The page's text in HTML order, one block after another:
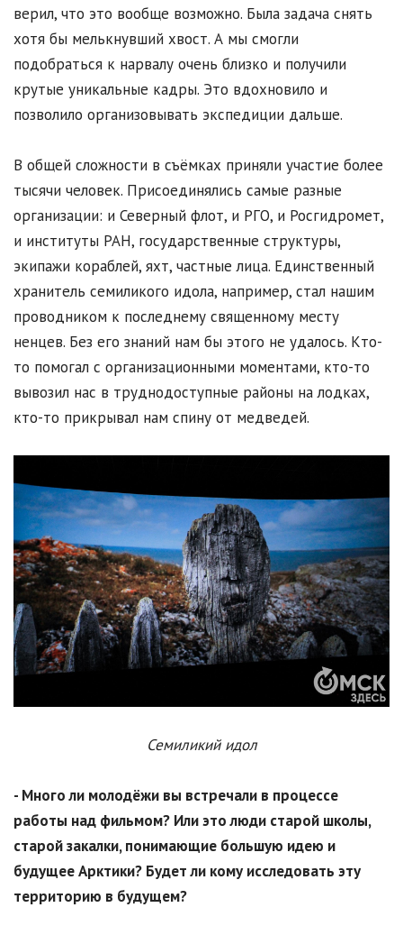
верил, что это вообще возможно. Была задача снять
хотя бы мелькнувший хвост. А мы смогли
подобраться к нарвалу очень близко и получили
крутые уникальные кадры. Это вдохновило и
позволило организовывать экспедиции дальше.
В общей сложности в съёмках приняли участие более
тысячи человек. Присоединялись самые разные
организации: и Северный флот, и РГО, и Росгидромет,
и институты РАН, государственные структуры,
экипажи кораблей, яхт, частные лица. Единственный
хранитель семиликого идола, например, стал нашим
проводником к последнему священному месту
ненцев. Без его знаний нам бы этого не удалось. Кто-
то помогал с организационными моментами, кто-то
вывозил нас в труднодоступные районы на лодках,
кто-то прикрывал нам спину от медведей.
Семиликий идол
- Много ли молодёжи вы встречали в процессе
работы над фильмом? Или это люди старой школы,
старой закалки, понимающие большую идею и
будущее Арктики? Будет ли кому исследовать эту
территорию в будущем?